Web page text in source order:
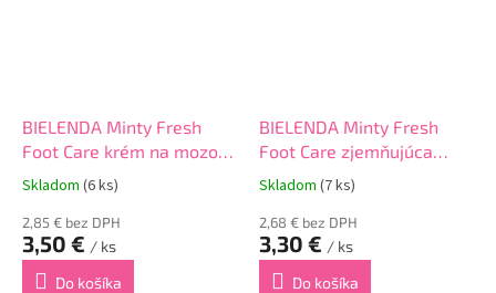
BIELENDA Minty Fresh
Foot Care krém na mozole
a popraskané päty 75ml
Skladom (6 ks)
2,85 € bez DPH
3,50 € / ks
Do košíka
BIELENDA Minty Fresh
Foot Care zjemňujúca
krémová maska na
zhrubnutú pokožku 100ml
Skladom (7 ks)
2,68 € bez DPH
3,30 € / ks
Do košíka